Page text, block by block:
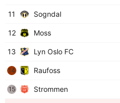
11 Sogndal
12 Moss
13 Lyn Oslo FC
14 Raufoss
15 Strommen